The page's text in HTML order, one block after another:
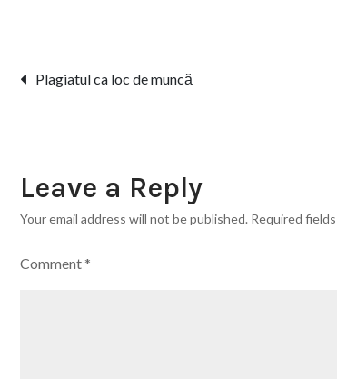
Post
Plagiatul ca loc de muncă
Leave a Reply
Your email address will not be published. Required
Comment*